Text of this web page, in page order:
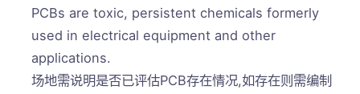
PCBs are toxic, persistent chemicals formerly
used in electrical equipment and other
applications.
场地需说明是否已评估PCB存在情况,如存在则需编制